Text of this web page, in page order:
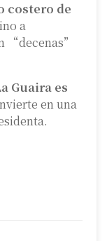
costero de
a
“decenas”
Guaira es
en una